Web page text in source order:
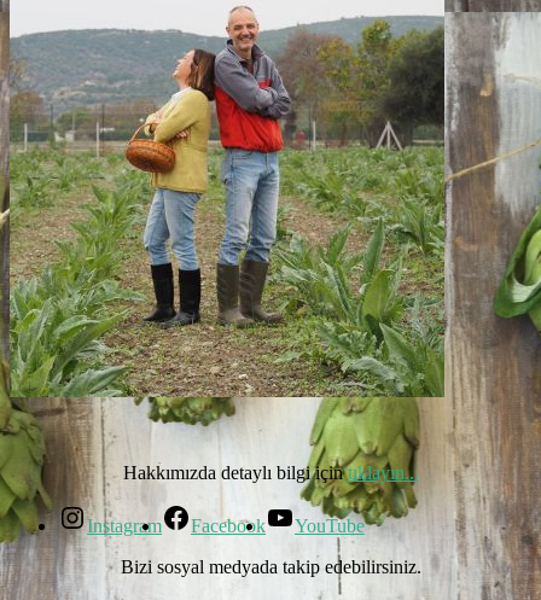
Hakkımızda detaylı bilgi içintıklayın...
Instagram Facebook
YouTube
Bizi sosyal medyada takip edebilirsiniz.